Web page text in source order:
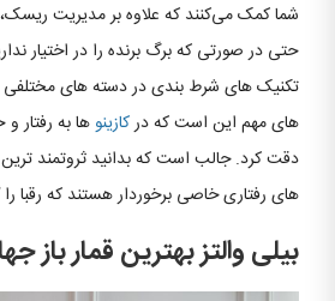
شما کمک می‌کنند که علاوه بر مدیریت
حتی در صورتی که برگ برنده را در اختیار
تکنیک های شرط بندی در دسته های مختلفی
های مهم این است که درکازینوها به رفتار
دقت کرد. جالب است که بدانید ثروتمند ترین
های رفتاری خاصی برخوردار هستند که رقبا
بیلی والتز بهترین قمار باز